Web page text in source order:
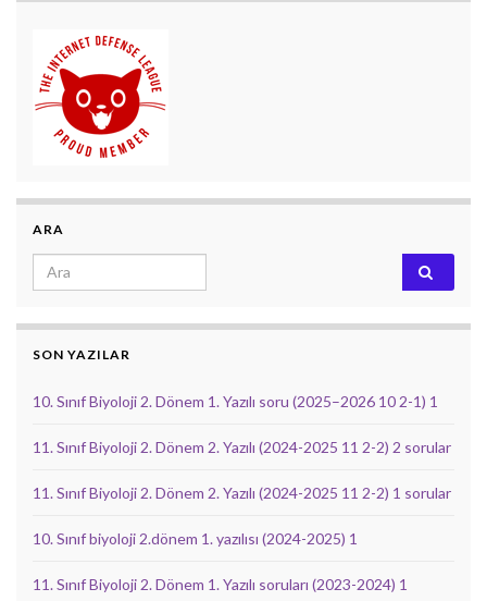
ARA
Search for:
SON YAZILAR
10. Sınıf Biyoloji 2. Dönem 1. Yazılı soru (2025–2026 10 2-1) 1
11. Sınıf Biyoloji 2. Dönem 2. Yazılı (2024-2025 11 2-2) 2 sorular
11. Sınıf Biyoloji 2. Dönem 2. Yazılı (2024-2025 11 2-2) 1 sorular
10. Sınıf biyoloji 2.dönem 1. yazılısı (2024-2025) 1
11. Sınıf Biyoloji 2. Dönem 1. Yazılı soruları (2023-2024) 1